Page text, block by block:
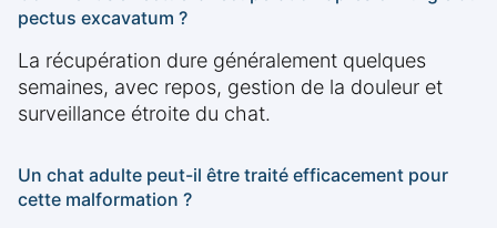
pectus excavatum ?
La récupération dure généralement quelques
semaines, avec repos, gestion de la douleur et
surveillance étroite du chat.
Un chat adulte peut-il être traité efficacement pour
cette malformation ?